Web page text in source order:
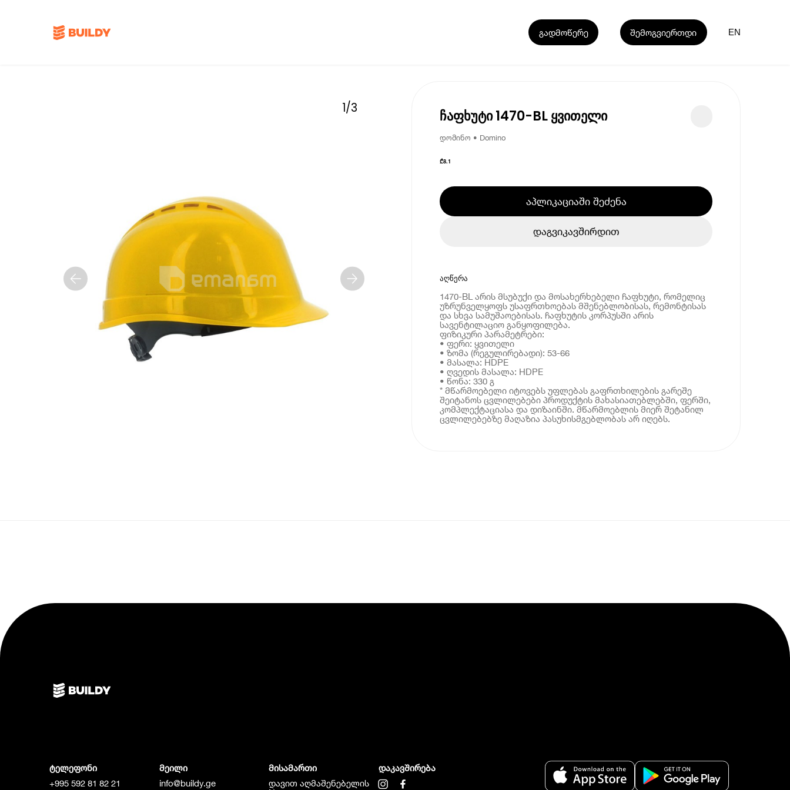
გადმოწერე შემოგვიერთდი EN
1/3 ჩაფხუტი 1470-BL ყვითელი
დომინო • Domino
₾8.1
აპლიკაციაში შეძენა
დაგვიკავშირდით
აღწერა
1470-BL არის მსუბუქი და მოსახერხებელი ჩაფხუტი, რომელიც
უზრუნველყოფს უსაფრთხოებას მშენებლობისას, რემონტისას
და სხვა სამუშაოებისას. ჩაფხუტის კორპუსში არის
სავენტილაციო განყოფილება.
ფიზიკური პარამეტრები:
• ფერი: ყვითელი
• ზომა (რეგულირებადი): 53-66
• მასალა: HDPE
• ღვედის მასალა: HDPE
• წონა: 330 გ
* მწარმოებელი იტოვებს უფლებას გაფრთხილების გარეშე
შეიტანოს ცვლილებები პროდუქტის მახასიათებლებში, ფერში,
კომპლექტაციასა და დიზაინში. მწარმოებლის მიერ შეტანილ
ცვლილებებზე მაღაზია პასუხისმგებლობას არ იღებს.
ტელეფონი
+995 592 81 82 21
მეილი
info@buildy.ge
მისამართი
დავით აღმაშენებელის
დაკავშირება